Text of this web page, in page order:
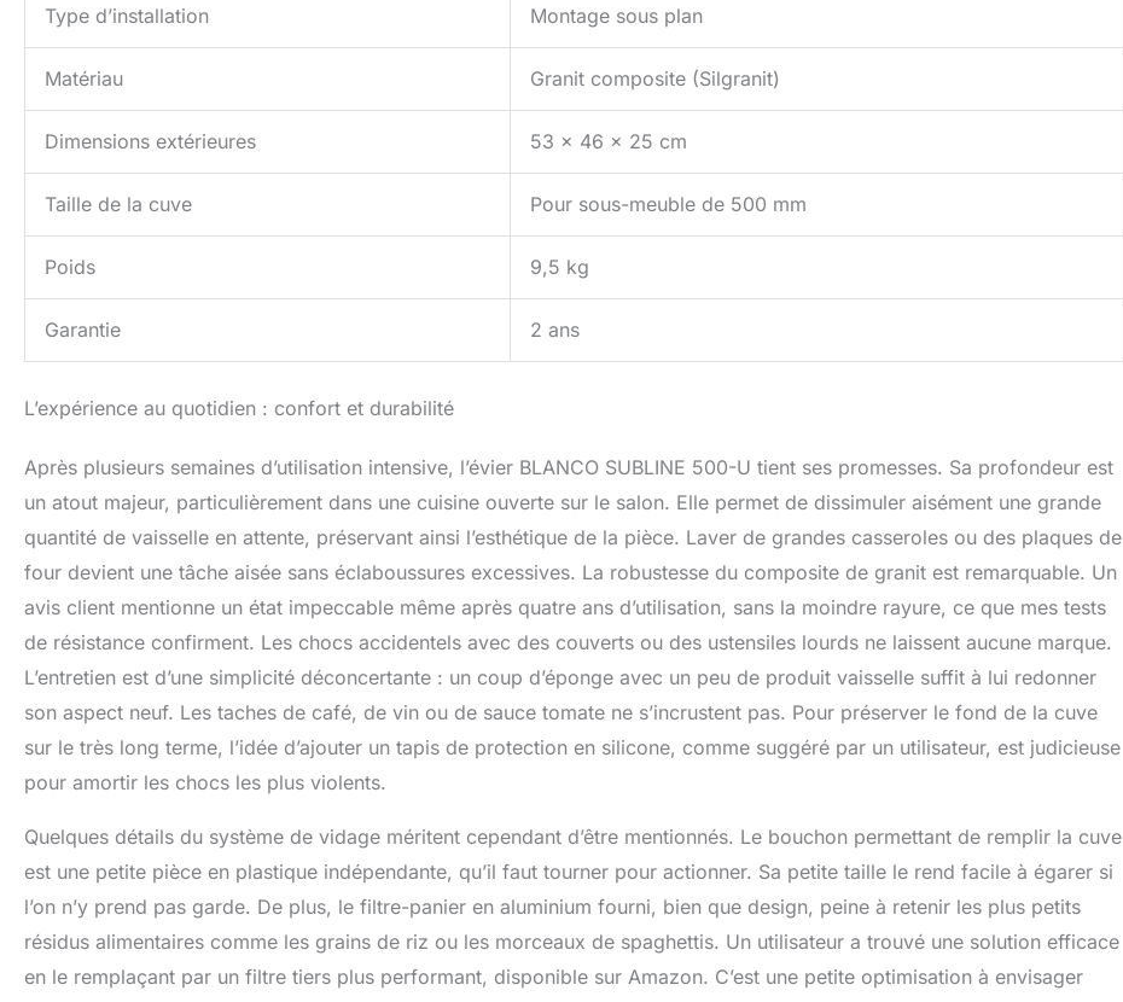
Type d’installation Montage sous plan
Matériau Granit composite (Silgranit)
Dimensions extérieures 53 x 46 x 25 cm
Taille de la cuve Pour sous-meuble de 500 mm
Poids 9,5 kg
Garantie 2 ans
L’expérience au quotidien : confort et durabilité
Après plusieurs semaines d’utilisation intensive, l’évier BLANCO SUBLINE 500-U tient ses promesses. Sa profondeur est
un atout majeur, particulièrement dans une cuisine ouverte sur le salon. Elle permet de dissimuler aisément une grande
quantité de vaisselle en attente, préservant ainsi l’esthétique de la pièce. Laver de grandes casseroles ou des plaques de
four devient une tâche aisée sans éclaboussures excessives. La robustesse du composite de granit est remarquable. Un
avis client mentionne un état impeccable même après quatre ans d’utilisation, sans la moindre rayure, ce que mes tests
de résistance confirment. Les chocs accidentels avec des couverts ou des ustensiles lourds ne laissent aucune marque.
L’entretien est d’une simplicité déconcertante : un coup d’éponge avec un peu de produit vaisselle suffit à lui redonner
son aspect neuf. Les taches de café, de vin ou de sauce tomate ne s’incrustent pas. Pour préserver le fond de la cuve
sur le très long terme, l’idée d’ajouter un tapis de protection en silicone, comme suggéré par un utilisateur, est judicieuse
pour amortir les chocs les plus violents.
Quelques détails du système de vidage méritent cependant d’être mentionnés. Le bouchon permettant de remplir la cuve
est une petite pièce en plastique indépendante, qu’il faut tourner pour actionner. Sa petite taille le rend facile à égarer si
l’on n’y prend pas garde. De plus, le filtre-panier en aluminium fourni, bien que design, peine à retenir les plus petits
résidus alimentaires comme les grains de riz ou les morceaux de spaghettis. Un utilisateur a trouvé une solution efficace
en le remplaçant par un filtre tiers plus performant, disponible sur Amazon. C’est une petite optimisation à envisager